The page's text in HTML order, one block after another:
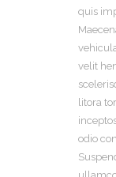
quis
velit
litora
odio